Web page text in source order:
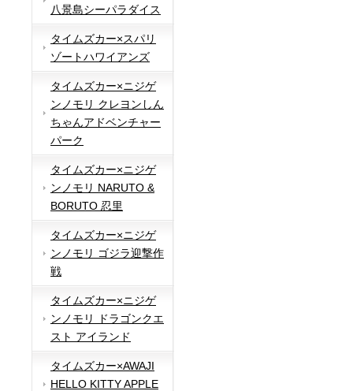
八景島シーパラダイス
タイムズカー×スパリ
ゾートハワイアンズ
タイムズカー×ニジゲ
ンノモリ クレヨンしん
ちゃんアドベンチャー
パーク
タイムズカー×ニジゲ
ンノモリ NARUTO &
BORUTO 忍里
タイムズカー×ニジゲ
ンノモリ ゴジラ迎撃作
戦
タイムズカー×ニジゲ
ンノモリ ドラゴンクエ
スト アイランド
タイムズカー×AWAJI
HELLO KITTY APPLE